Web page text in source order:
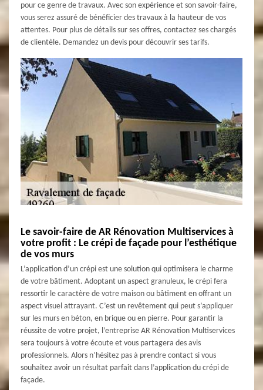
pour ce genre de travaux. Avec son expérience et son savoir-faire,
vous serez assuré de bénéficier des travaux à la hauteur de vos
attentes. Pour plus de détails sur ses offres, contactez ses chargés
de clientèle. Demandez un devis pour découvrir ses tarifs.
Le savoir-faire de AR Rénovation Multiservices à
votre profit : Le crépi de façade pour l’esthétique
de vos murs
L’application d’un crépi est une solution qui optimisera le charme
de votre bâtiment. Adoptant un aspect granuleux, le crépi fera
ressortir le caractère de votre maison ou bâtiment en offrant un
aspect visuel attrayant. C’est un revêtement qui peut s’appliquer
sur les murs en béton, en brique ou en pierre. Pour garantir la
réussite de votre projet, l’entreprise AR Rénovation Multiservices
sera toujours à votre écoute et vous partagera des avis
professionnels. Alors n’hésitez pas à prendre contact si vous
souhaitez avoir un résultat parfait dans l’application du crépi de
façade.